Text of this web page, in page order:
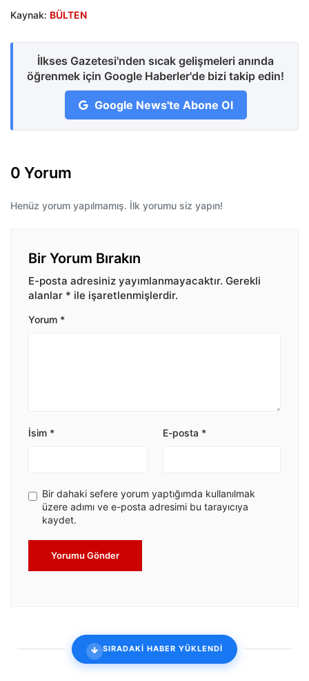
Kaynak: BÜLTEN
İlkses Gazetesi'nden sıcak gelişmeleri anında
öğrenmek için Google Haberler'de bizi takip edin!
Google News'te Abone Ol
0 Yorum
Henüz yorum yapılmamış. İlk yorumu siz yapın!
Bir Yorum Bırakın
E-posta adresiniz yayımlanmayacaktır. Gerekli
alanlar * ile işaretlenmişlerdir.
Yorum *
İsim * E-posta *
Bir dahaki sefere yorum yaptığımda kullanılmak
üzere adımı ve e-posta adresimi bu tarayıcıya
kaydet.
Yorumu Gönder
SIRADAKİ HABER YÜKLENDİ